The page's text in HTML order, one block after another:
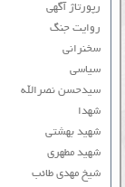
رپورتاژ آگهی
روایت جنگ
سخنرانی
سیاسی
سیدحسن نصرالله
شهدا
شهید بهشتی
شهید مطهری
شیخ مهدی طائب